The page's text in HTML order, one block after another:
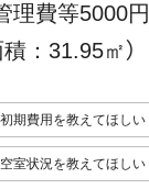
理費等5000円
積：31.95㎡）
初期費用を教えてほしい
空室状況を教えてほしい